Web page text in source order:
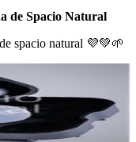
de Spacio Natural
spacio natural 💜💚🌱